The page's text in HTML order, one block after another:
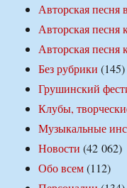
Авторская песня
Авторская песня
Авторская песня
Без рубрики (145)
Грушинский
Клубы,
Музыкальные
Новости (42 062)
Обо всем(112)